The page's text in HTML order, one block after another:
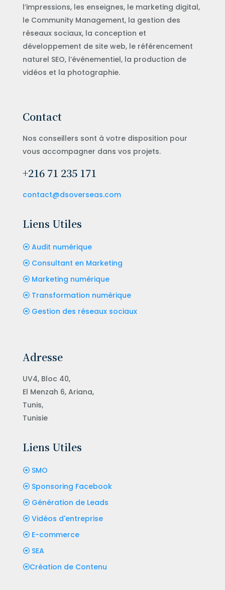
l’impressions, les enseignes, le marketing digital,
le Community Management, la gestion des
réseaux sociaux, la conception et
développement de site web, le référencement
naturel SEO, l’événementiel, la production de
vidéos et la photographie.
Contact
Nos conseillers sont à votre disposition pour
vous accompagner dans vos projets.
+216 71 235 171
contact@dsoverseas.com
Liens Utiles
Audit numérique
Consultant en Marketing
Marketing numérique
Transformation numérique
Gestion des réseaux sociaux
Adresse
UV4, Bloc 40,
El Menzah 6, Ariana,
Tunis,
Tunisie
Liens Utiles
SMO
Sponsoring Facebook
Génération de Leads
Vidéos d'entreprise
E-commerce
SEA
Création de Contenu